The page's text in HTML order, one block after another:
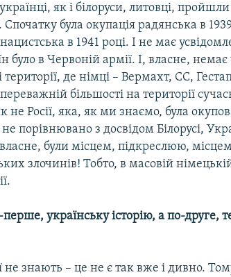
як і білоруси, литовці,
Спочатку була окупація радянська в
в 1941 році. І не має
було в Червоній армії. І, власне, немає
де німці – Вермахт, СС,
більшості на території
не Росії, яка, як ми знаємо, була
порівнювано з досвідом Білорусі,
власне, були місцем, підкреслюю,
злочинів! Тобто, в масовій німецькій
українську історію, а по-друге,
не знають – це не є так вже і дивно.